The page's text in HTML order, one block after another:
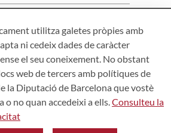
de Serveis de Biblioteques. Zamora,
Tel: 934 022 241
utilitza galetes pròpies amb
ni cedeix dades de caràcter
el seu coneixement. No obstant
web de tercers amb polítiques de
la Diputació de Barcelona que vostè
o no quan accedeixi a ells.Consulteu la